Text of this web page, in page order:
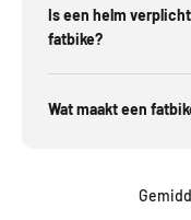
Is een helm
fatbike?
Wat maakt een